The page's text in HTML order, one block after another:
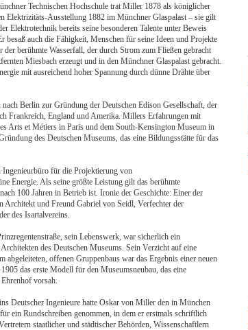
Technischen Hochschule trat Miller 1878 als königlicher
Elektrizitäts-Ausstellung 1882 im Münchner Glaspalast – sie gilt
Elektrotechnik bereits seine besonderen Talente unter Beweis
auch die Fähigkeit, Menschen für seine Ideen und Projekte
berühmte Wasserfall, der durch Strom zum Fließen gebracht
Miesbach erzeugt und in den Münchner Glaspalast gebracht.
mit ausreichend hoher Spannung durch dünne Drähte über
Berlin zur Gründung der Deutschen Edison Gesellschaft, der
Frankreich, England und Amerika. Millers Erfahrungen mit
Arts et Métiers in Paris und dem South-Kensington Museum in
des Deutschen Museums, das eine Bildungsstätte für das
für die Projektierung von
Energie. Als seine größte Leistung gilt das berühmte
100 Jahren in Betrieb ist. Ironie der Geschichte: Einer der
und Freund Gabriel von Seidl, Verfechter der
des Isartalvereins.
sein Lebenswerk, war sicherlich ein
des Deutschen Museums. Sein Verzicht auf eine
abgeleiteten, offenen Gruppenbaus war das Ergebnis einer neuen
das erste Modell für den Museumsneubau, das eine
vorsah.
Deutscher Ingenieure hatte Oskar von Miller den in München
ein Rundschreiben genommen, in dem er erstmals schriftlich
staatlicher und städtischer Behörden, Wissenschaftlern